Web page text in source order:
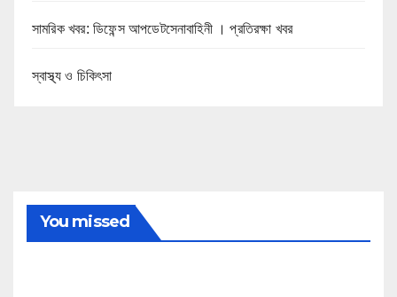
সামরিক খবর: ডিফেন্স আপডেটসেনাবাহিনী । প্রতিরক্ষা খবর
স্বাস্থ্য ও চিকিৎসা
You missed